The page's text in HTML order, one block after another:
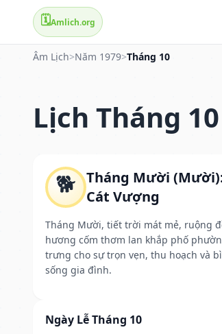
🗓️Amlich.org
Âm Lịch>Năm 1979>Tháng 10
Lịch Tháng
🐕 Tháng Mười
Cát Vượng
Tháng Mười, tiết trời mát mẻ, ruộng
hương cốm thơm lan khắp phố
trưng cho sự trọn vẹn, thu hoạch và
sống gia đình.
Ngày Lễ Tháng 10